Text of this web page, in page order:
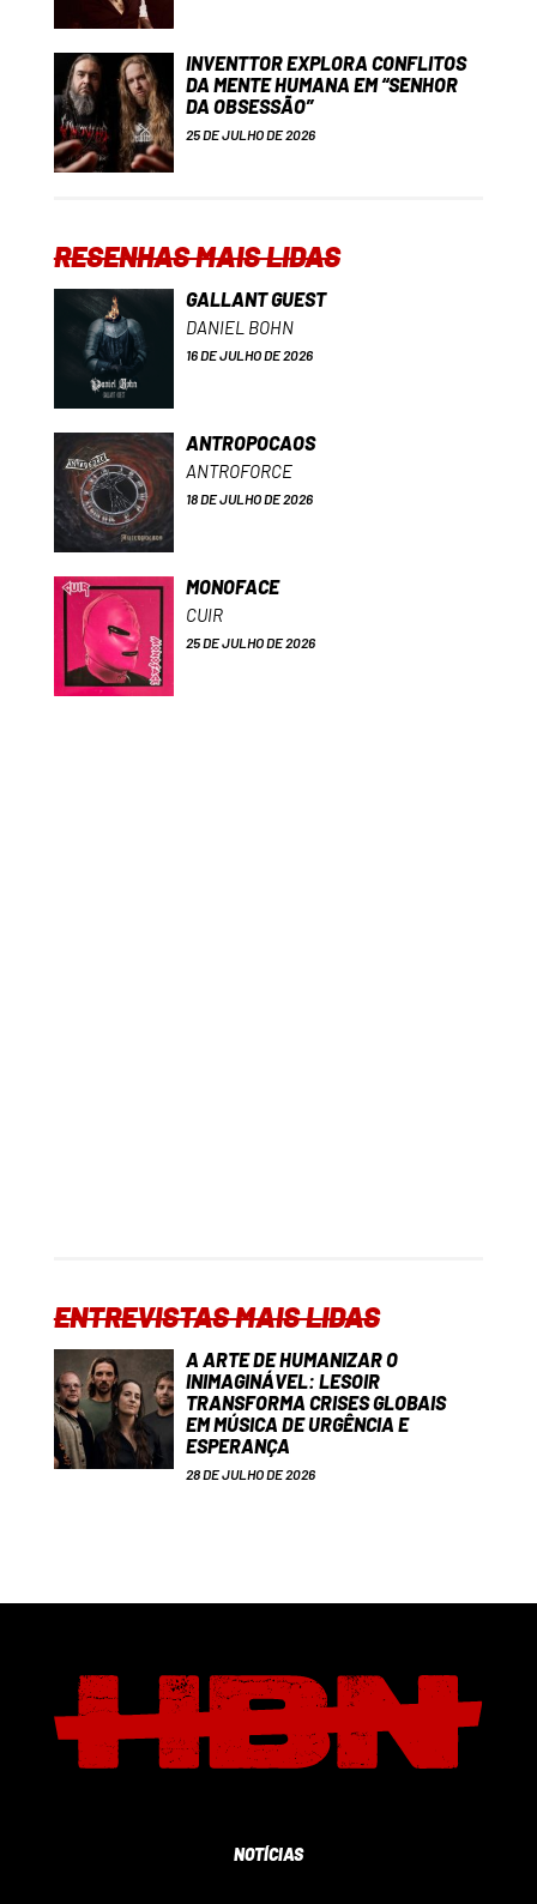
INVENTTOR EXPLORA CONFLITOS
DA MENTE HUMANA EM “SENHOR
DA OBSESSÃO”
25 DE JULHO DE 2026
RESENHAS MAIS LIDAS
GALLANT GUEST
DANIEL BOHN
16 DE JULHO DE 2026
ANTROPOCAOS
ANTROFORCE
18 DE JULHO DE 2026
MONOFACE
CUIR
25 DE JULHO DE 2026
ENTREVISTAS MAIS LIDAS
A ARTE DE HUMANIZAR O
INIMAGINÁVEL: LESOIR
TRANSFORMA CRISES GLOBAIS
EM MÚSICA DE URGÊNCIA E
ESPERANÇA
28 DE JULHO DE 2026
NOTÍCIAS